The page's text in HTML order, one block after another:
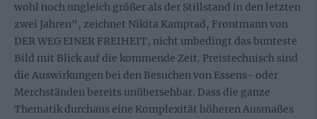
wohl noch ungleich größer als der Stillstand in den letzten
zwei Jahren“, zeichnet Nikita Kamprad, Frontmann von
DER WEG EINER FREIHEIT, nicht unbedingt das bunteste
Bild mit Blick auf die kommende Zeit. Preistechnisch sind
die Auswirkungen bei den Besuchen von Essens- oder
Merchständen bereits unübersehbar. Dass die ganze
Thematik durchaus eine Komplexität höheren Ausmaßes